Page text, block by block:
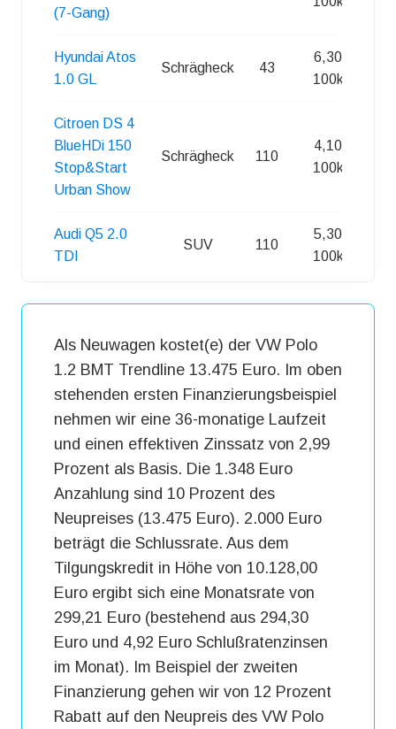
(7-Gang)
Hyundai Atos
1.0 GL
Schrägheck 43
6,30 l /
100km
Citroen DS 4
BlueHDi 150
Stop&Start
Urban Show
Schrägheck 110
4,10 l /
100km
Audi Q5 2.0
TDI
SUV 110
5,30 l /
100km
Als Neuwagen kostet(e) der VW Polo
1.2 BMT Trendline 13.475 Euro. Im oben
stehenden ersten Finanzierungsbeispiel
nehmen wir eine 36-monatige Laufzeit
und einen effektiven Zinssatz von 2,99
Prozent als Basis. Die 1.348 Euro
Anzahlung sind 10 Prozent des
Neupreises (13.475 Euro). 2.000 Euro
beträgt die Schlussrate. Aus dem
Tilgungskredit in Höhe von 10.128,00
Euro ergibt sich eine Monatsrate von
299,21 Euro (bestehend aus 294,30
Euro und 4,92 Euro Schlußratenzinsen
im Monat). Im Beispiel der zweiten
Finanzierung gehen wir von 12 Prozent
Rabatt auf den Neupreis des VW Polo